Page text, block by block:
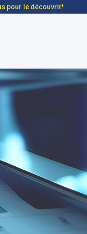
pour le découvrir!